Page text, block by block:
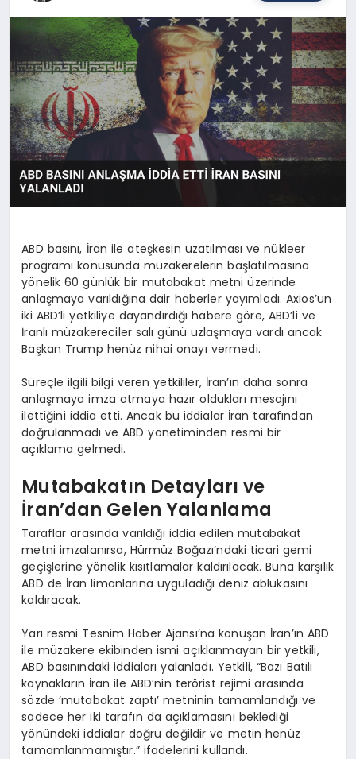
EĞITIM
DÜNYA
YAŞAM
ABD basını, İran ile ateşkesin uzatılması ve nükleer
programı konusunda müzakerelerin başlatılmasına
yönelik 60 günlük bir mutabakat metni üzerinde
anlaşmaya varıldığına dair haberler yayımladı. Axios’un
iki ABD’li yetkiliye dayandırdığı habere göre, ABD’li ve
İranlı müzakereciler salı günü uzlaşmaya vardı ancak
Başkan Trump henüz nihai onayı vermedi.
Süreçle ilgili bilgi veren yetkililer, İran’ın daha sonra
anlaşmaya imza atmaya hazır oldukları mesajını
ilettiğini iddia etti. Ancak bu iddialar İran tarafından
doğrulanmadı ve ABD yönetiminden resmi bir
açıklama gelmedi.
Mutabakatın Detayları ve
İran’dan Gelen Yalanlama
Taraflar arasında varıldığı iddia edilen mutabakat
metni imzalanırsa, Hürmüz Boğazı’ndaki ticari gemi
geçişlerine yönelik kısıtlamalar kaldırılacak. Buna karşılık
ABD de İran limanlarına uyguladığı deniz ablukasını
kaldıracak.
Yarı resmi Tesnim Haber Ajansı’na konuşan İran’ın ABD
ile müzakere ekibinden ismi açıklanmayan bir yetkili,
ABD basınındaki iddiaları yalanladı. Yetkili, “Bazı Batılı
kaynakların İran ile ABD’nin terörist rejimi arasında
sözde ‘mutabakat zaptı’ metninin tamamlandığı ve
sadece her iki tarafın da açıklamasını beklediği
yönündeki iddialar doğru değildir ve metin henüz
tamamlanmamıştır.” ifadelerini kullandı.